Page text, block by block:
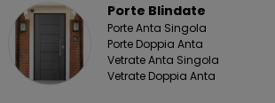
Porte Blindate
Porte Anta Singola
Porte Doppia Anta
Vetrate Anta Singola
Vetrate Doppia Anta